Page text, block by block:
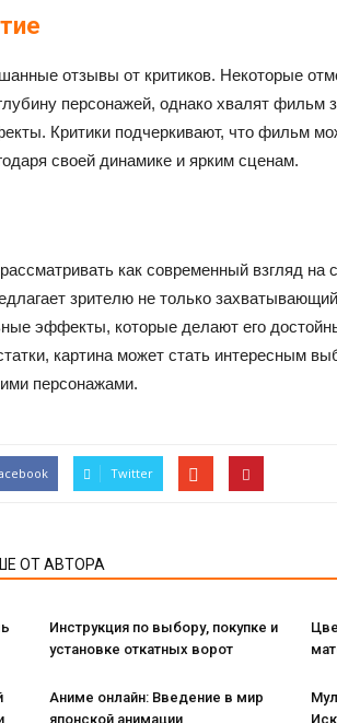
отзывы от критиков. Некоторые
персонажей, однако хвалят фильм
Критики подчеркивают, что фильм
своей динамике и ярким сценам.
как современный взгляд на
зрителю не только
эффекты, которые делают его
картина может стать интересным
персонажами.
Twitter
ОТ АВТОРА
Инструкция по выбору, покупке и
установке откатных ворот
Аниме онлайн: Введение в мир
японской анимации